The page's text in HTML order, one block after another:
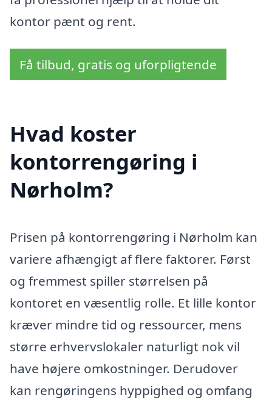
kontor pænt og rent.
Få tilbud, gratis og uforpligtende
Hvad koster
kontorrengøring i
Nørholm?
Prisen på kontorrengøring i Nørholm kan
variere afhængigt af flere faktorer. Først
og fremmest spiller størrelsen på
kontoret en væsentlig rolle. Et lille kontor
kræver mindre tid og ressourcer, mens
større erhvervslokaler naturligt nok vil
have højere omkostninger. Derudover
kan rengøringens hyppighed og omfang